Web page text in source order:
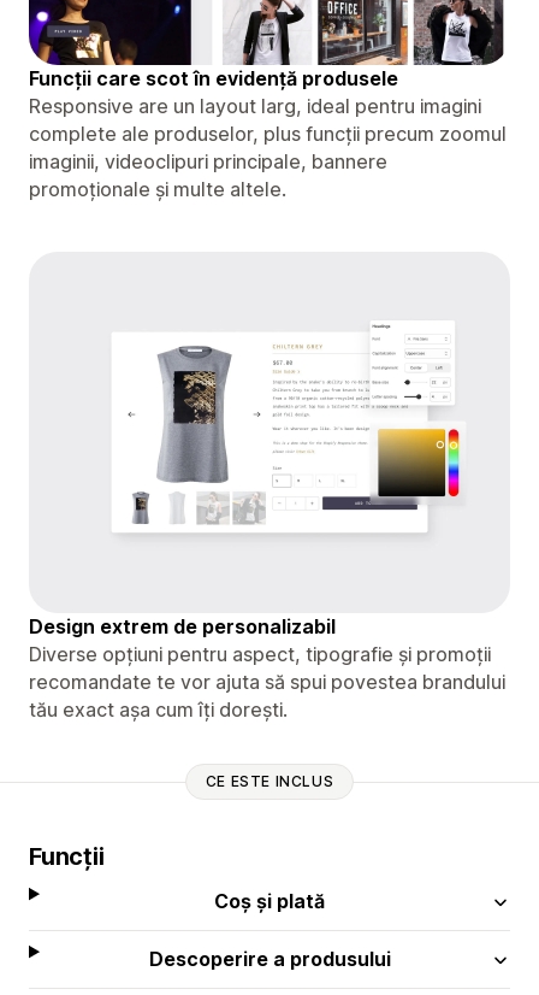
Funcții care scot în evidență produsele
Responsive are un layout larg, ideal pentru imagini
complete ale produselor, plus funcții precum zoomul
imaginii, videoclipuri principale, bannere
promoționale și multe altele.
Design extrem de personalizabil
Diverse opțiuni pentru aspect, tipografie și promoții
recomandate te vor ajuta să spui povestea brandului
tău exact așa cum îți dorești.
CE ESTE INCLUS
Funcții
Coș și plată
Descoperire a produsului